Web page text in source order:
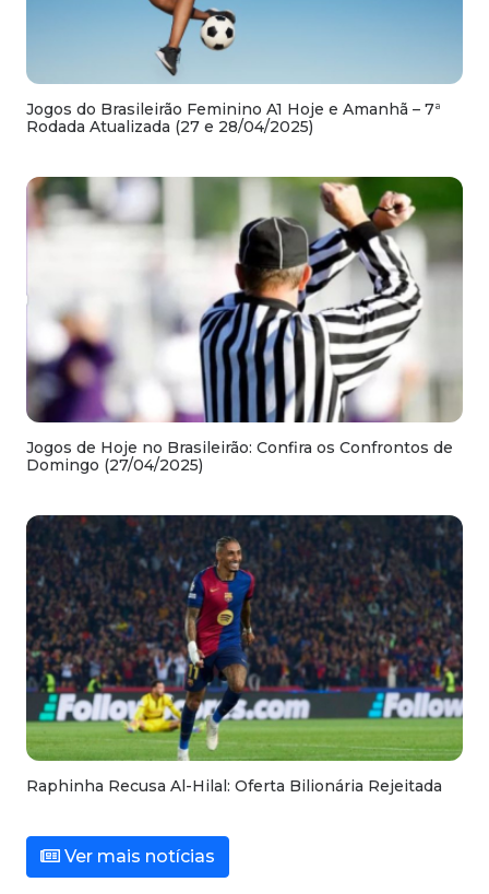
Jogos do Brasileirão Feminino A1 Hoje e Amanhã – 7ª
Rodada Atualizada (27 e 28/04/2025)
Jogos de Hoje no Brasileirão: Confira os Confrontos de
Domingo (27/04/2025)
Raphinha Recusa Al-Hilal: Oferta Bilionária Rejeitada
Ver mais notícias